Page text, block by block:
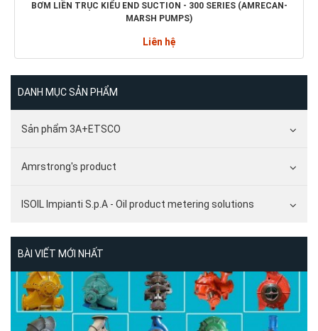
BƠM LIỀN TRỤC KIỂU END SUCTION - 300 SERIES (AMRECAN-
MARSH PUMPS)
Liên hệ
DANH MỤC SẢN PHẨM
Sản phẩm 3A+ETSCO
Amrstrong's product
ISOIL Impianti S.p.A - Oil product metering solutions
BÀI VIẾT MỚI NHẤT